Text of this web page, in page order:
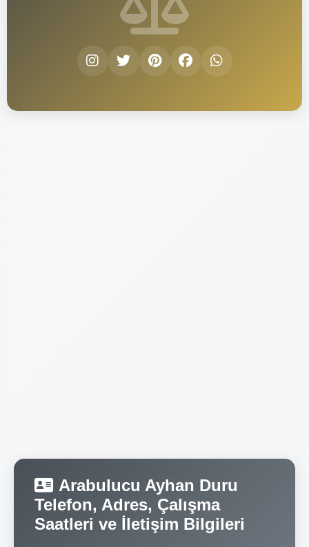
Arabulucu Ayhan Duru
Telefon, Adres, Çalışma
Saatleri ve İletişim Bilgileri